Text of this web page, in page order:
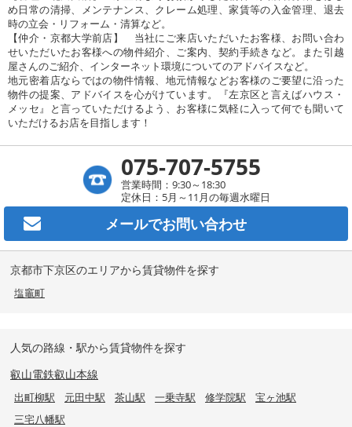
め日常の清掃、メンテナンス、クレーム処理、家賃等の入金管理、退去
時の立会・リフォーム・清算など。
【仲介・京都大学前店】 当社にご来店いただいたお客様、お問い合わ
せいただいたお客様への物件紹介、ご案内、契約手続きなど。また引越
屋さんのご紹介、インターネット環境についてのアドバイスなど。
地元密着店ならではの物件情報、地元情報などお客様のご要望に沿った
物件の提案、アドバイスを心がけています。『左京区と言えばハウス・
メッセ』と言っていただけるよう、お客様に気軽に入って何でも聞いて
いただけるお店を目指します！
075-707-5755
営業時間：9:30～18:30
定休日：5月～11月の毎週水曜日
メールでお問い合わせ
京都市下京区のエリアから賃貸物件を探す
塩竈町
人気の路線・駅から賃貸物件を探す
叡山電鉄叡山本線
出町柳駅 元田中駅 茶山駅 一乗寺駅 修学院駅
宝ヶ池駅
三宅八幡駅